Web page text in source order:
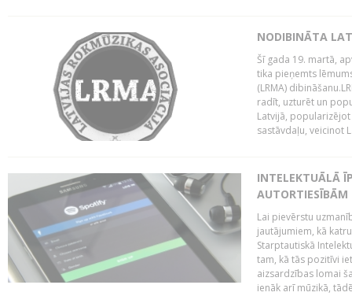
NODIBINĀTA
Šī gada 19. martā,
tika pieņemts
(LRMA)
radīt, uzturēt un
Latvijā,
sastāvdaļu, veicinot
INTELEKTUĀLĀ
Lai pievērstu
jautājumiem, kā
Starptautiskā
tam, kā tās pozitīvi
aizsardzības lomai
ienāk arī mūzikā,